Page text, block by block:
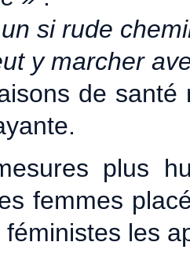
si rude
y marcher
de santé
plus
femmes
les